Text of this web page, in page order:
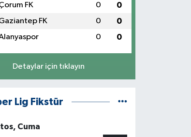
FK 0 0
FK 0 0
0 0
Detaylar için tıklayın
Lig Fikstür
Cuma